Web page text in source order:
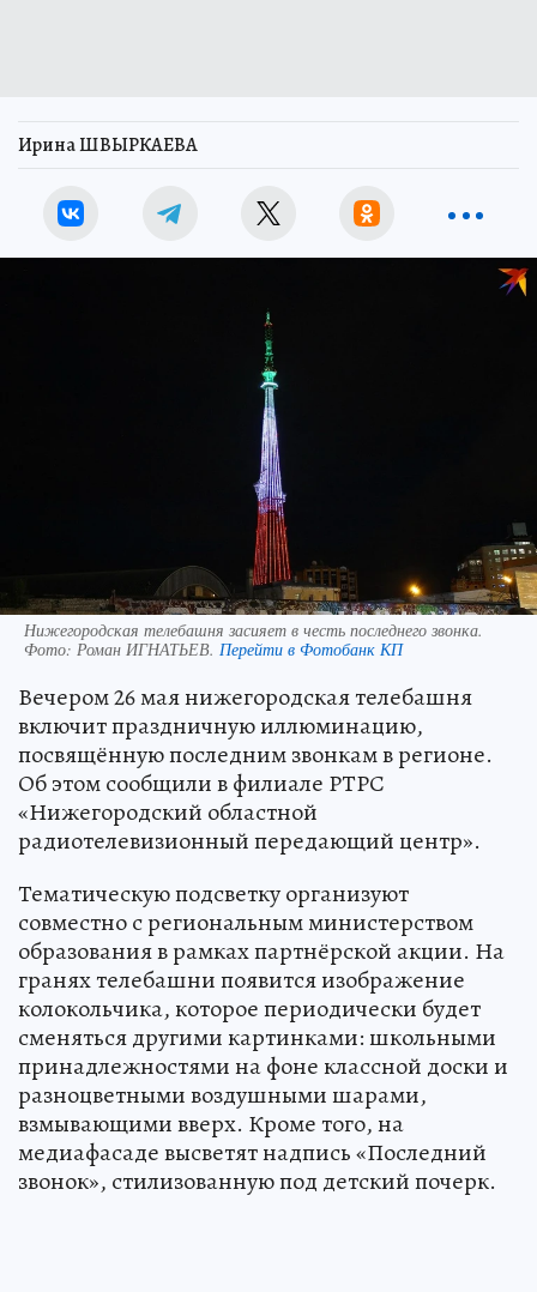
Ирина ШВЫРКАЕВА
Нижегородская телебашня засияет в честь последнего звонка.
Фото: Роман ИГНАТЬЕВ. Перейти в Фотобанк КП
Вечером 26 мая нижегородская телебашня
включит праздничную иллюминацию,
посвящённую последним звонкам в регионе.
Об этом сообщили в филиале РТРС
«Нижегородский областной
радиотелевизионный передающий центр».
Тематическую подсветку организуют
совместно с региональным министерством
образования в рамках партнёрской акции. На
гранях телебашни появится изображение
колокольчика, которое периодически будет
сменяться другими картинками: школьными
принадлежностями на фоне классной доски и
разноцветными воздушными шарами,
взмывающими вверх. Кроме того, на
медиафасаде высветят надпись «Последний
звонок», стилизованную под детский почерк.